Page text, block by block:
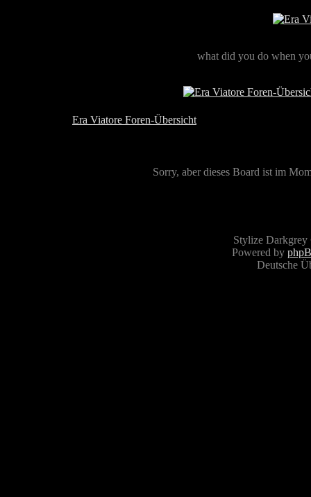
what did you do when
Era Viatore Foren-Übersicht
Sorry, aber dieses Board ist im
Stylize
Powered by
Deutsche